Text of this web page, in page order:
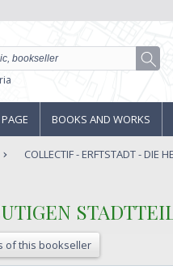
BOOKS AND WORKS
COLLECTIF - ERFTSTADT - DIE
of this bookseller